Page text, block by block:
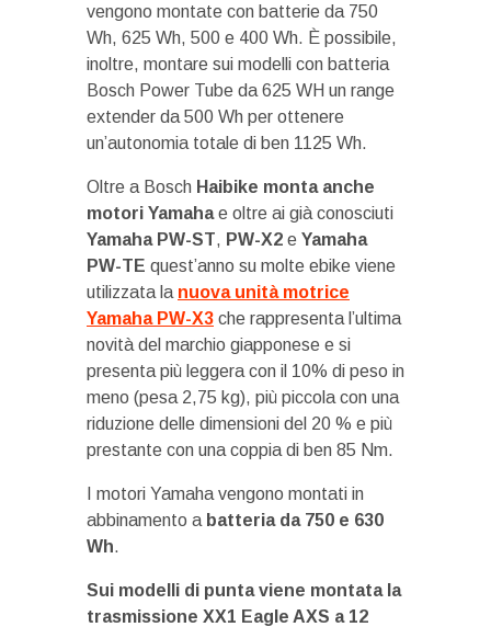
vengono montate con batterie da 750
Wh, 625 Wh, 500 e 400 Wh. È possibile,
inoltre, montare sui modelli con batteria
Bosch Power Tube da 625 WH un range
extender da 500 Wh per ottenere
un’autonomia totale di ben 1125 Wh.
Oltre a Bosch Haibike monta anche
motori Yamahae oltre ai già conosciuti
Yamaha PW-ST, PW-X2 e Yamaha
PW-TE quest’anno su molte ebike viene
utilizzata la nuova unità motrice
Yamaha PW-X3 che rappresenta l’ultima
novità del marchio giapponese e si
presenta più leggera con il 10% di peso in
meno (pesa 2,75 kg), più piccola con una
riduzione delle dimensioni del 20 % e più
prestante con una coppia di ben 85 Nm.
I motori Yamaha vengono montati in
abbinamento a batteria da 750 e 630
Wh.
Sui modelli di punta viene montata la
trasmissione XX1 Eagle AXS a 12